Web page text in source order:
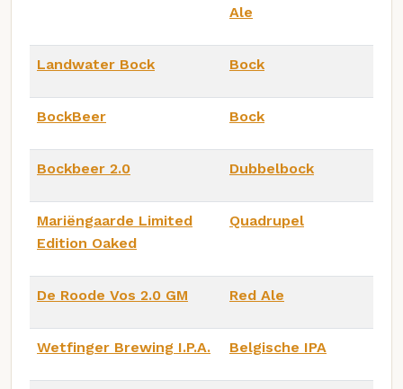
Ale
Landwater Bock Bock
BockBeer Bock
Bockbeer 2.0 Dubbelbock
Mariëngaarde Limited
Edition Oaked
Quadrupel
De Roode Vos 2.0 GM Red Ale
Wetfinger Brewing I.P.A. Belgische IPA